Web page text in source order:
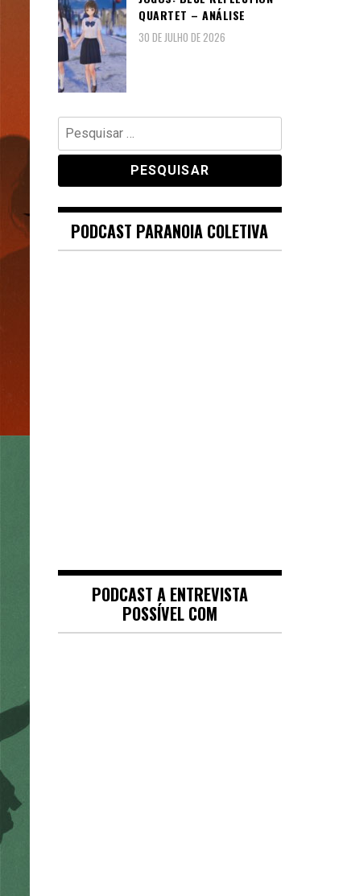
QUARTET – ANÁLISE
30 DE JULHO DE 2026
Pesquisar
por:
PODCAST PARANOIA COLETIVA
PODCAST A ENTREVISTA
POSSÍVEL COM